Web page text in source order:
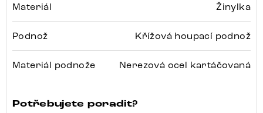
Materiál Žinylka
Podnož Křížová houpací podnož
Materiál podnože Nerezová ocel kartáčovaná
Potřebujete poradit?